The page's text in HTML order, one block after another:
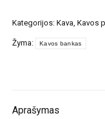
bankas
Honduras
pupelės
Kategorijos: Kava, Kavos
Žyma: Kavos bankas
Aprašymas